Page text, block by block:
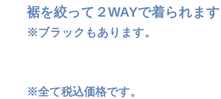
裾を絞って２WAYで着られま
※ブラックもあります。
※全て税込価格です。